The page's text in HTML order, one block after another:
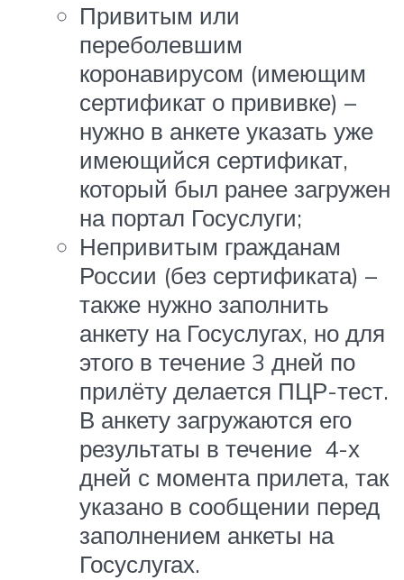
Привитым или
переболевшим
коронавирусом (имеющим
сертификат о прививке) –
нужно в анкете указать уже
имеющийся сертификат,
который был ранее загружен
на портал Госуслуги;
Непривитым гражданам
России (без сертификата) –
также нужно заполнить
анкету на Госуслугах, но для
этого в течение 3 дней по
прилёту делается ПЦР-тест.
В анкету загружаются его
результаты в течение 4-х
дней с момента прилета, так
указано в сообщении перед
заполнением анкеты на
Госуслугах.